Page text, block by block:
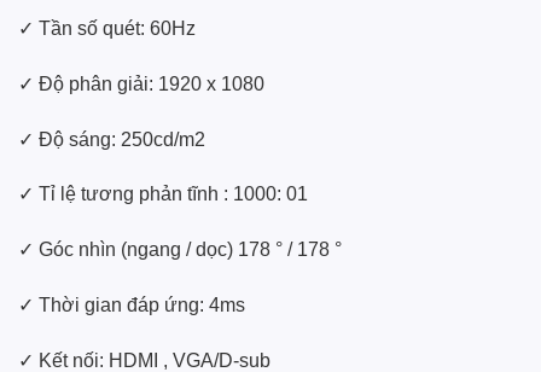
✓ Tần số quét: 60Hz
✓ Độ phân giải: 1920 x 1080
✓ Độ sáng: 250cd/m2
✓ Tỉ lệ tương phản tĩnh : 1000: 01
✓ Góc nhìn (ngang / dọc) 178 ° / 178 °
✓ Thời gian đáp ứng: 4ms
✓ Kết nối: HDMI , VGA/D-sub